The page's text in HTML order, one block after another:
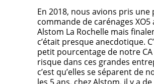
En 2018, nous avions pris une
commande de carénages XO5
Alstom La Rochelle mais
c’était presque anecdotique.
petit pourcentage de notre
risque dans ces grandes
c’est qu’elles se séparent de